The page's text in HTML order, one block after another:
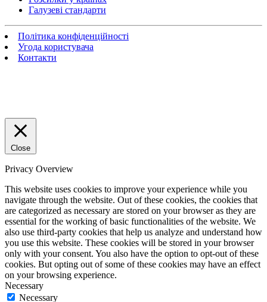
Галузеві стандарти
Політика конфіденційності
Угода користувача
Контакти
Close
Privacy Overview
This website uses cookies to improve your experience while you
navigate through the website. Out of these cookies, the cookies that
are categorized as necessary are stored on your browser as they are
essential for the working of basic functionalities of the website. We
also use third-party cookies that help us analyze and understand how
you use this website. These cookies will be stored in your browser
only with your consent. You also have the option to opt-out of these
cookies. But opting out of some of these cookies may have an effect
on your browsing experience.
Necessary
Necessary